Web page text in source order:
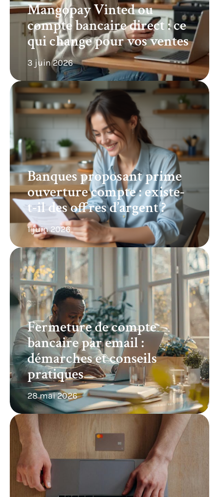
Mangopay Vinted ou
compte bancaire direct : ce
qui change pour vos ventes
3 juin 2026
Banques proposant prime
ouverture compte : existe-
t-il des offres d’argent ?
1 juin 2026
Fermeture de compte
bancaire par email :
démarches et conseils
pratiques
28 mai 2026